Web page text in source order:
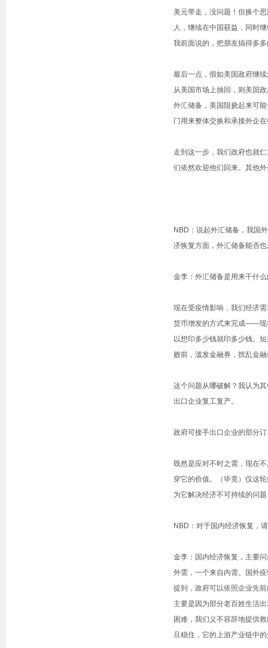
美元带走，没问题！但换个
人，继续在中国获益，同时
我前面说的，把朋友搞得多
最后一点，假如美国政府继
从美国市场上抽回，则美国
外汇储备，美国阻挠起来可
门用来整体交换和承接外企
走到这一步，我们政府也就
们依然欢迎他们回来。其他
NBD：说起外汇储备，我国
济恢复方面，外汇储备能否
金李：外汇储备是用来干什
现在受疫情影响，我们经济
货币增发的方式来完成——现
以想印多少钱就印多少钱。
败前，滥发金融券，扰乱金
这个问题从哪破解？我认为
出口企业复工复产。
政府可接手出口企业的部分
既然是应对不时之需，现在
穿它的价值。（毕竟）仅这
为它解决经济不可持续的问
NBD：对于国内经济恢复，
金李：国内经济恢复，主要
外需，一个来自内需。国外
提到，政府可以依照企业先
主要是因为部分老百姓生活
困难，我们义不容辞地提供
旦稳住，它的上游产业链中